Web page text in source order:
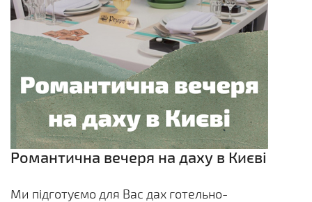
Романтична вечеря на даху в Києві
Ми підготуємо для Вас дах готельно-